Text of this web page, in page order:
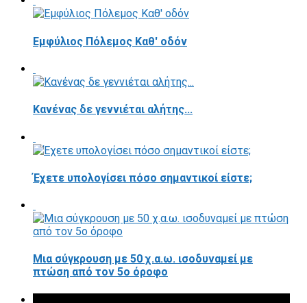
Εμφύλιος Πόλεμος Καθ' οδόν
Κανένας δε γεννιέται αλήτης...
Έχετε υπολογίσει πόσο σημαντικοί είστε;
Μια σύγκρουση με 50 χ.α.ω. ισοδυναμεί με
πτώση από τον 5ο όροφο